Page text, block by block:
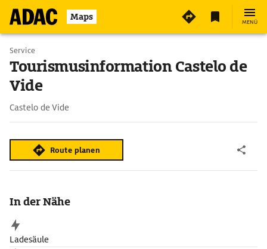
Maps MENÜ
Service
Tourismusinformation Castelo de
Vide
Castelo de Vide
Route planen
In der Nähe
Ladesäule